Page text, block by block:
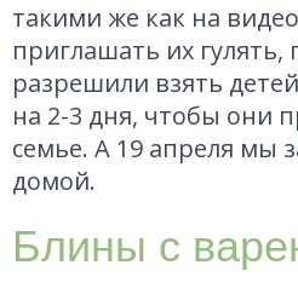
такими же как на
приглашать их
разрешили взять
на 2-3 дня, чтобы они
семье. А 19 апреля мы
домой.
Блины с